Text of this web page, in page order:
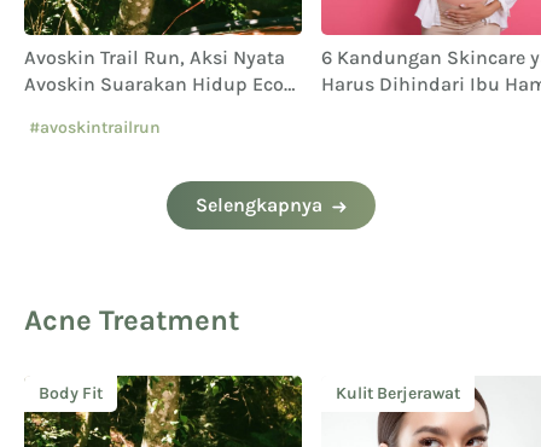
Avoskin Trail Run, Aksi Nyata
Avoskin Suarakan Hidup Eco
#avoskintrailrun
6 Kandungan Skincare
Harus Dihindari Ibu
Selengkapnya
Acne Treatment
Body Fit Kulit Berjerawat